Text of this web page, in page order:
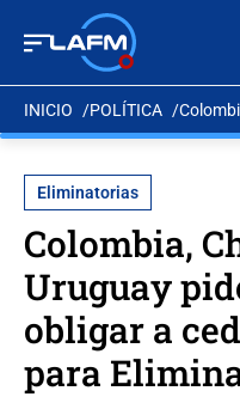
INICIO POLÍTICA
Eliminatorias
Colombia,
Uruguay
obligar a
para